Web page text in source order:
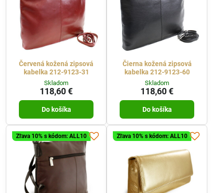
Červená kožená zipsová
kabelka 212-9123-31
Skladom
118,60 €
Do košíka
Čierna kožená zipsová
kabelka 212-9123-60
Skladom
118,60 €
Do košíka
Zľava 10% s kódom: ALL10 Zľava 10% s kódom: ALL10